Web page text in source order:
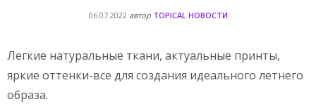
06.07.2022 автор TOPICAL НОВОСТИ
Легкие натуральные ткани, актуальные принты,
яркие оттенки-все для создания идеального летнего
образа.